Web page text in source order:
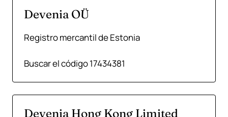
Devenia OÜ
Registro mercantil de Estonia
Buscar el código 17434381
Devenia Hong Kong Limited